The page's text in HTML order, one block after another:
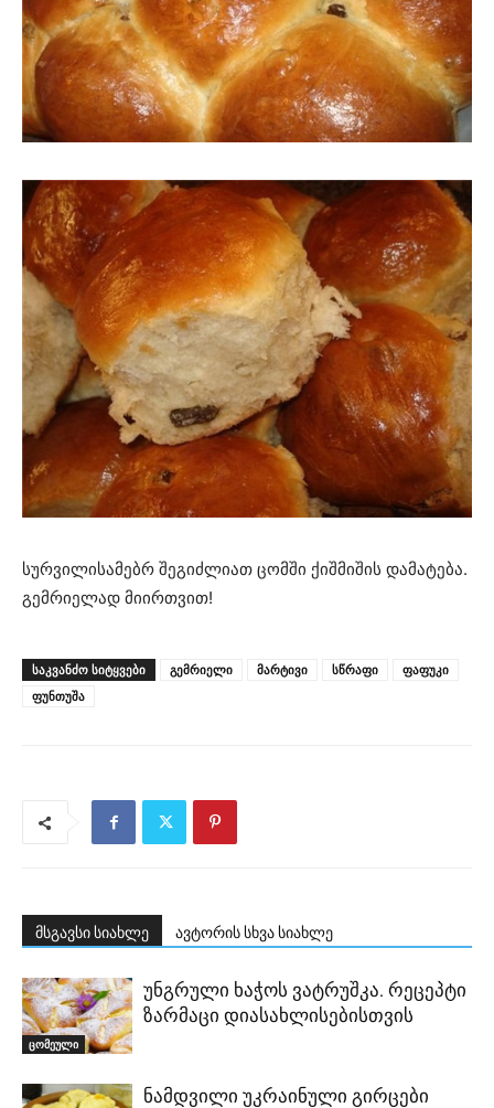
სურვილისამებრ შეგიძლიათ ცომში ქიშმიშის დამატება.
გემრიელად მიირთვით!
ᲡᲐᲙᲕᲐᲜᲫᲝ ᲡᲘᲢᲧᲕᲔᲑᲘ გემრიელი მარტივი სწრაფი
ფაფუკი
ფუნთუშა
მსგავსი სიახლე ავტორის სხვა სიახლე
ცომეული
უნგრული ხაჭოს ვატრუშკა. რეცეპტი
ზარმაცი დიასახლისებისთვის
ნამდვილი უკრაინული გირცები